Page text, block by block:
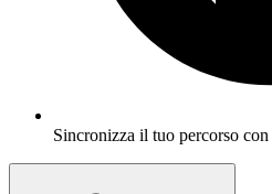
Sincronizza il tuo percorso con